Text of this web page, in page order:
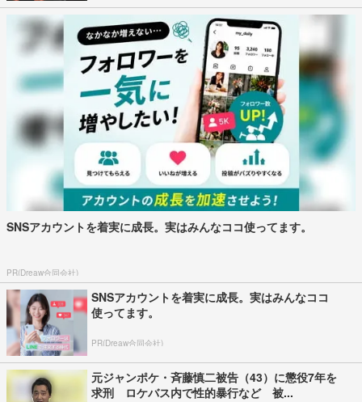
SNSアカウントを着実に成長。実はみんなココ使ってます。
PR(Dreaw合同会社)
SNSアカウントを着実に成長。実はみんなココ
使ってます。
PR(Dreaw合同会社)
元ジャンポケ・斉藤慎二被告（43）に懲役7年を
求刑 ロケバス内で性的暴行など 被...